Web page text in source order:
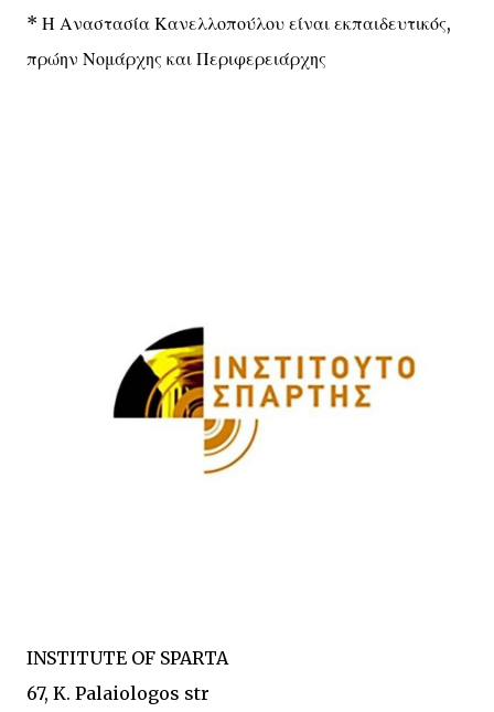
* Η Αναστασία Κανελλοπούλου είναι εκπαιδευτικός,
πρώην Νομάρχης και Περιφερειάρχης
INSTITUTE OF SPARTA
67, K. Palaiologos str